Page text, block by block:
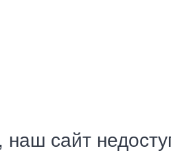
сайт